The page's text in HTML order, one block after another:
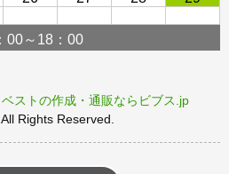
ストの作成・通販ならビブス.jp
Rights Reserved.